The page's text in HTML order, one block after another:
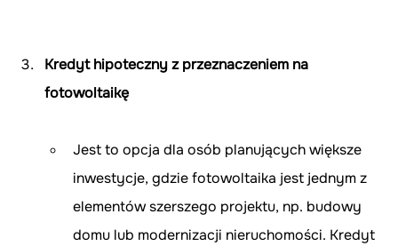
Kredyt hipoteczny z przeznaczeniem na
fotowoltaikę
Jest to opcja dla osób planujących większe
inwestycje, gdzie fotowoltaika jest jednym z
elementów szerszego projektu, np. budowy
domu lub modernizacji nieruchomości. Kredyt